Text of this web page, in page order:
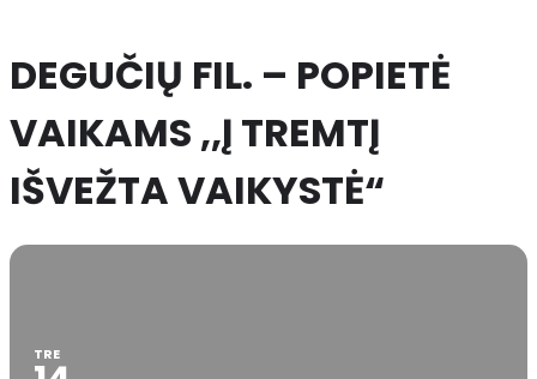
DEGUČIŲ FIL. – POPIETĖ
VAIKAMS ,,Į TREMTĮ
IŠVEŽTA VAIKYSTĖ“
TRE